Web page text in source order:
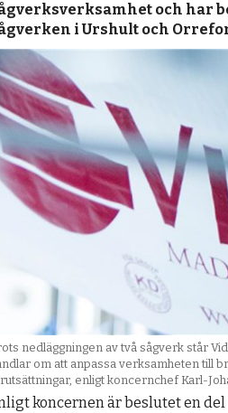
och har
i Urshult och
nedläggningen av två sågverk står
om att anpassa verksamheten till
enligt koncernchef Karl-
koncernen är beslutet en